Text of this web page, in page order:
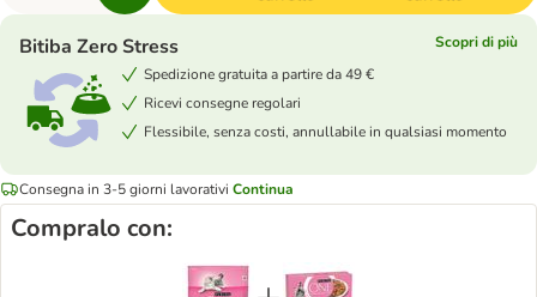
Bitiba Zero Stress
Scopri di più
Spedizione gratuita a partire da 49 €
Ricevi consegne regolari
Flessibile, senza costi, annullabile in qualsiasi momento
Consegna in 3-5 giorni lavorativi Continua
Compralo con: